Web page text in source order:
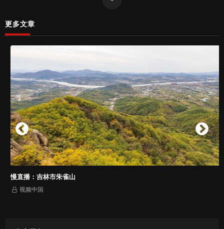
更多文章
慢直播：吉林市朱雀山
视频中国